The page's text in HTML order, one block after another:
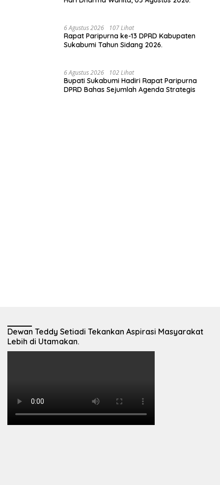
6 Agustus 2026 107 Lihat
Rapat Paripurna ke-13 DPRD Kabupaten
Sukabumi Tahun Sidang 2026.
6 Agustus 2026 102 Lihat
Bupati Sukabumi Hadiri Rapat Paripurna
DPRD Bahas Sejumlah Agenda Strategis
Dewan Teddy Setiadi Tekankan Aspirasi Masyarakat
Lebih di Utamakan.